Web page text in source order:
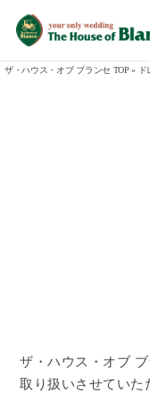
ザ・ハウス・オブ ブランセ TOP » ド
ザ・ハウス・オブ
取り扱いさせていた